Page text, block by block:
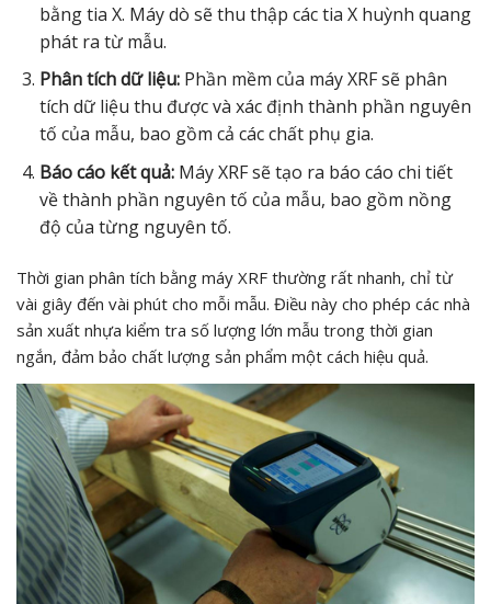
bằng tia X. Máy dò sẽ thu thập các tia X huỳnh quang
phát ra từ mẫu.
Phân tích dữ liệu:Phần mềm của máy XRF sẽ phân
tích dữ liệu thu được và xác định thành phần nguyên
tố của mẫu, bao gồm cả các chất phụ gia.
Báo cáo kết quả:Máy XRF sẽ tạo ra báo cáo chi tiết
về thành phần nguyên tố của mẫu, bao gồm nồng
độ của từng nguyên tố.
Thời gian phân tích bằng máy XRF thường rất nhanh, chỉ từ
vài giây đến vài phút cho mỗi mẫu. Điều này cho phép các nhà
sản xuất nhựa kiểm tra số lượng lớn mẫu trong thời gian
ngắn, đảm bảo chất lượng sản phẩm một cách hiệu quả.